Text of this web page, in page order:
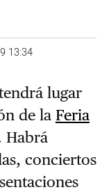
13:34
lugar
de la Feria
Habrá
conciertos